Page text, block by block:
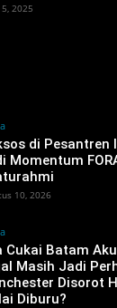
2025
di Pesantren
Momentum
10, 2026
Cukai Batam
Masih Jadi
Disorot
Diburu?